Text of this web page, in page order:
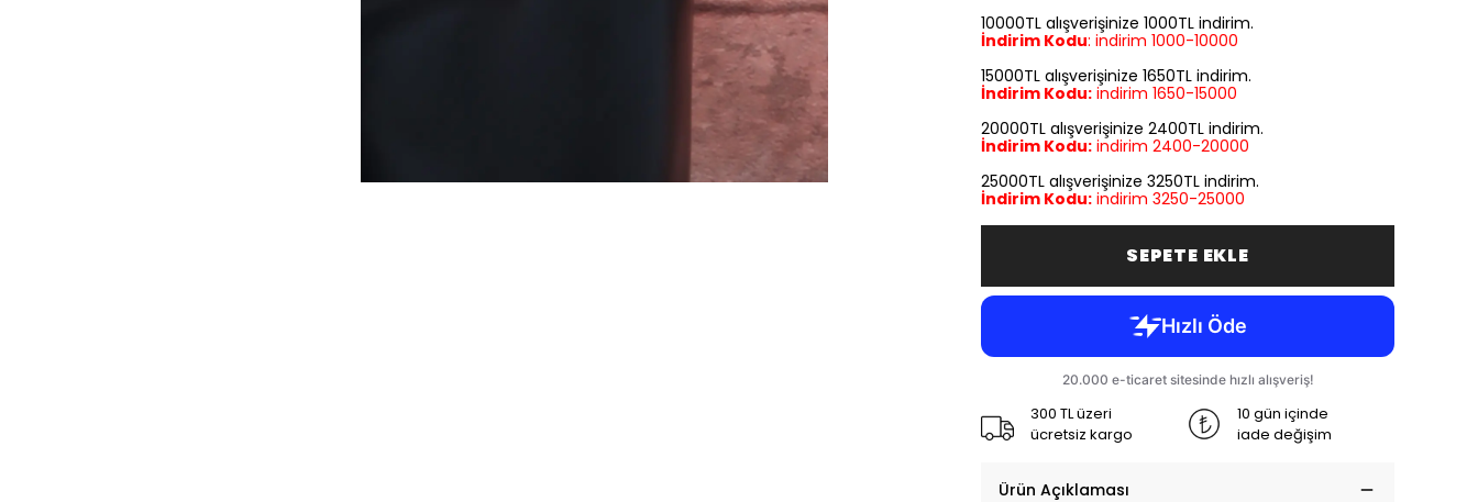
10000TL alışverişinize 1000TL indirim.
İndirim Kodu: indirim 1000-10000
15000TL alışverişinize 1650TL indirim.
İndirim Kodu: indirim 1650-15000
20000TL alışverişinize 2400TL indirim.
İndirim Kodu: indirim 2400-20000
25000TL alışverişinize 3250TL indirim.
İndirim Kodu: indirim 3250-25000
SEPETE EKLE
300 TL üzeri
ücretsiz kargo
10 gün içinde
iade değişim
Ürün Açıklaması